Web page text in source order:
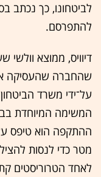
לביטחונו, כך נכתב
להתפרסם.
דיוויס, ממוצא וולשי
על־ידי משרד
המשימה המיוחדת
ההתקפה הוא טיפס
מטר כדי לנסות
לאחד הטרוריסטים